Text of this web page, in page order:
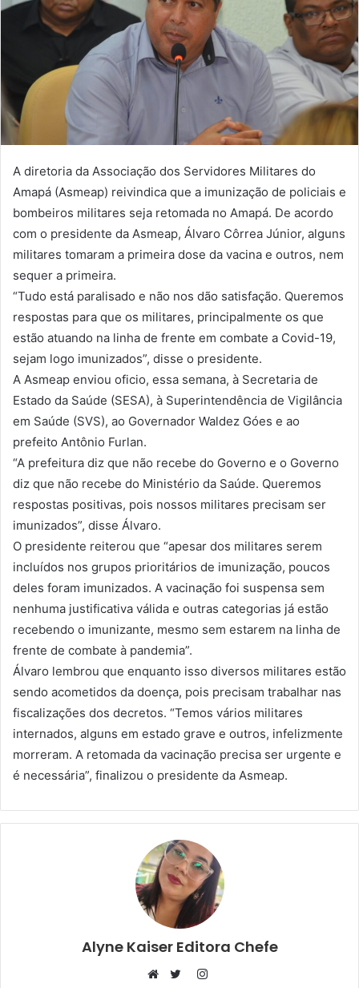
A diretoria da Associação dos Servidores Militares do
Amapá (Asmeap) reivindica que a imunização de policiais e
bombeiros militares seja retomada no Amapá. De acordo
com o presidente da Asmeap, Álvaro Côrrea Júnior, alguns
militares tomaram a primeira dose da vacina e outros, nem
sequer a primeira.
“Tudo está paralisado e não nos dão satisfação. Queremos
respostas para que os militares, principalmente os que
estão atuando na linha de frente em combate a Covid-19,
sejam logo imunizados”, disse o presidente.
A Asmeap enviou oficio, essa semana, à Secretaria de
Estado da Saúde (SESA), à Superintendência de Vigilância
em Saúde (SVS), ao Governador Waldez Góes e ao
prefeito Antônio Furlan.
“A prefeitura diz que não recebe do Governo e o Governo
diz que não recebe do Ministério da Saúde. Queremos
respostas positivas, pois nossos militares precisam ser
imunizados”, disse Álvaro.
O presidente reiterou que “apesar dos militares serem
incluídos nos grupos prioritários de imunização, poucos
deles foram imunizados. A vacinação foi suspensa sem
nenhuma justificativa válida e outras categorias já estão
recebendo o imunizante, mesmo sem estarem na linha de
frente de combate à pandemia”.
Álvaro lembrou que enquanto isso diversos militares estão
sendo acometidos da doença, pois precisam trabalhar nas
fiscalizações dos decretos. “Temos vários militares
internados, alguns em estado grave e outros, infelizmente
morreram. A retomada da vacinação precisa ser urgente e
é necessária”, finalizou o presidente da Asmeap.
Alyne Kaiser Editora Chefe
Instagram